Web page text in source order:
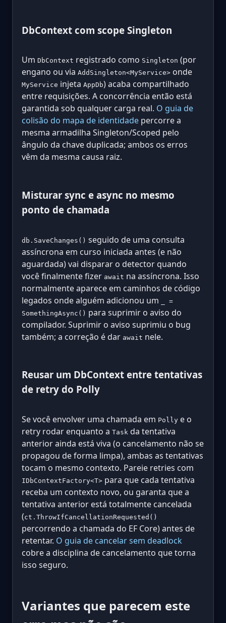
DbContext com scope Singleton
Um DbContext registrado como Singleton (por
engano ou via AddSingleton<MyService> onde
MyService injeta AppDb) acaba compartilhado
entre requisições. A concorrência então está
garantida sob qualquer carga real. O guia de
colisão do mapa de identidade percorre a
mesma armadilha Singleton/Scoped pelo
ângulo da chave duplicada; ambos os erros
vêm da mesma causa raiz.
Misturar sync e async no mesmo
ponto de chamada
db.SaveChanges() seguido de uma consulta
assíncrona em curso iniciada antes (e não
aguardada) vai disparar o detector quando
você finalmente fizer await na assíncrona. Isso
normalmente aparece em caminhos de código
legados onde alguém adicionou um
_ =
SomethingAsync() para suprimir o aviso do
compilador. Suprimir o aviso suprimiu o bug
também; a correção é dar await nele.
Reusar um DbContext entre tentativas
de retry do Polly
Se você envolver uma chamada em Polly e o
retry rodar enquanto a Task da tentativa
anterior ainda está viva (o cancelamento não se
propagou de forma limpa), ambas as tentativas
tocam o mesmo contexto. Pareie retries com
IDbContextFactory<T> para que cada tentativa
receba um contexto novo, ou garanta que a
tentativa anterior está totalmente cancelada
(ct.ThrowIfCancellationRequested()
percorrendo a chamada do EF Core) antes de
retentar. O guia de cancelar sem deadlock
cobre a disciplina de cancelamento que torna
isso seguro.
Variantes que parecem este